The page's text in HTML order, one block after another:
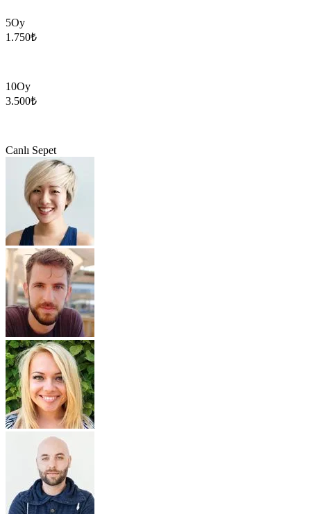
5Oy
1.750₺
10Oy
3.500₺
Canlı Sepet